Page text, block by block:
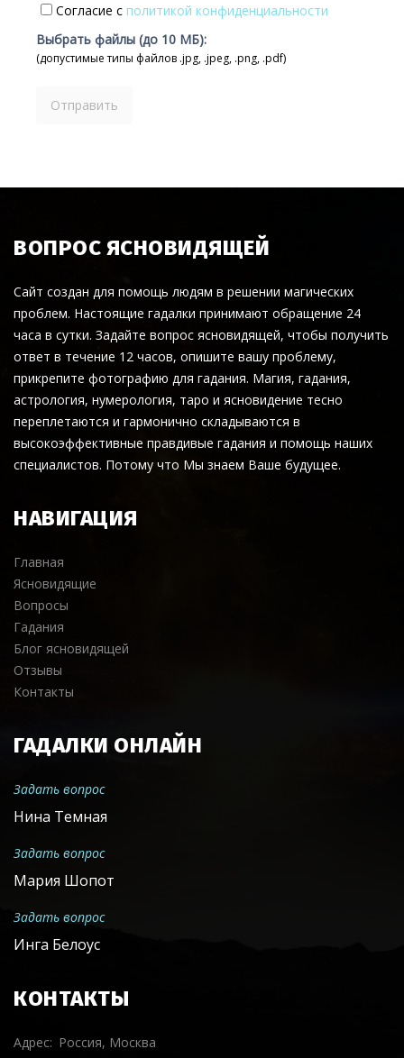
Согласие с политикой конфиденциальности
Выбрать файлы (до 10 МБ):
(допустимые типы файлов .jpg, .jpeg, .png, .pdf)
ВОПРОС ЯСНОВИДЯЩЕЙ
Сайт создан для помощь людям в решении магических
проблем. Настоящие гадалки принимают обращение 24
часа в сутки. Задайте вопрос ясновидящей, чтобы получить
ответ в течение 12 часов, опишите вашу проблему,
прикрепите фотографию для гадания. Магия, гадания,
астрология, нумерология, таро и ясновидение тесно
переплетаются и гармонично складываются в
высокоэффективные правдивые гадания и помощь наших
специалистов. Потому что Мы знаем Ваше будущее.
НАВИГАЦИЯ
Главная
Ясновидящие
Вопросы
Гадания
Блог ясновидящей
Отзывы
Контакты
ГАДАЛКИ ОНЛАЙН
Задать вопрос
Нина Темная
Задать вопрос
Мария Шопот
Задать вопрос
Инга Белоус
КОНТАКТЫ
Адрес Россия, Москва